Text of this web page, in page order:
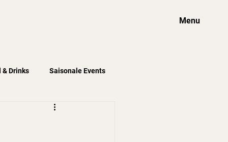
Menu
& Drinks Saisonale Events